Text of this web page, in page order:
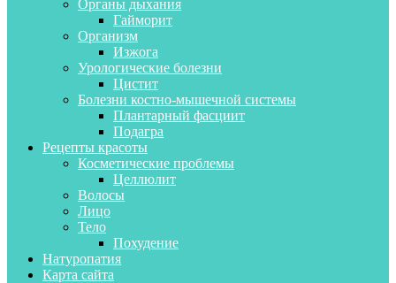
Органы дыхания
Гайморит
Организм
Изжога
Урологические болезни
Цистит
Болезни костно-мышечной системы
Плантарный фасциит
Подагра
Рецепты красоты
Косметические проблемы
Целлюлит
Волосы
Лицо
Тело
Похудение
Натуропатия
Карта сайта